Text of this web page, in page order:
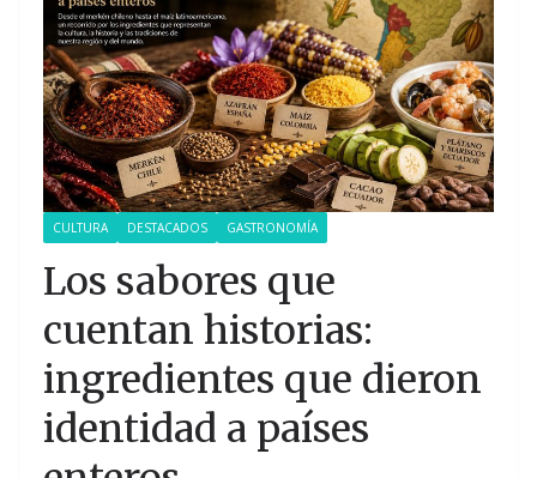
CULTURA DESTACADOS GASTRONOMÍA
Los sabores que
cuentan historias:
ingredientes que dieron
identidad a países